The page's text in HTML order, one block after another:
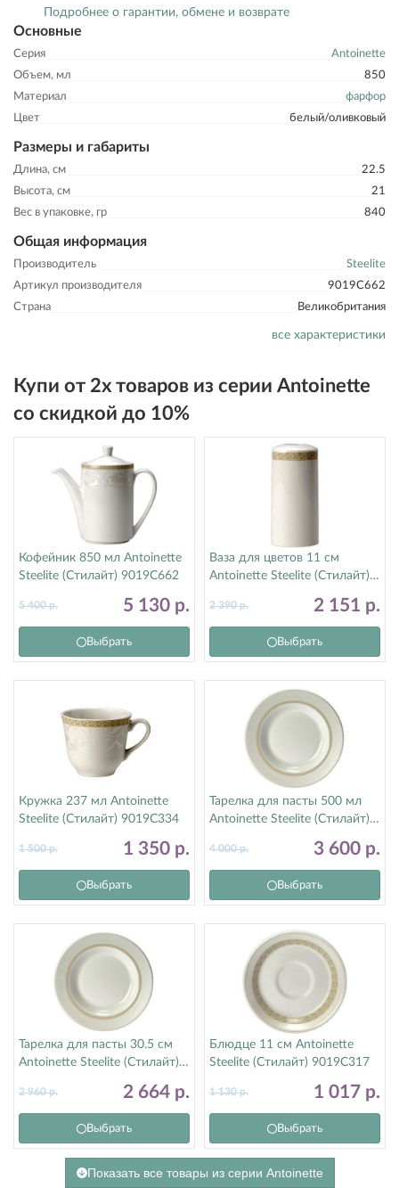
Основные
Серия
Antoinette
Объем, мл
850
Материал
фарфор
Цвет
белый/оливковый
Размеры и габариты
Длина, см
22.5
Высота, см
21
Вес в упаковке, гр
840
Общая информация
Производитель
Steelite
Артикул производителя
9019C662
Страна
Великобритания
все характеристики
Подробнее о гарантии, обмене и возврате
Купи от 2х товаров из серии Antoinette
со скидкой до 10%
Кофейник 850 мл Antoinette
Steelite (Стилайт) 9019C662
5 130 р.
5 400р.
Выбрать
Ваза для цветов 11 см
Antoinette Steelite (Стилайт)
2 151 р.
2 390р.
Выбрать
Кружка 237 мл Antoinette
Steelite (Стилайт) 9019C334
1 350 р.
1 500р.
Выбрать
Тарелка для пасты 500 мл
Antoinette Steelite (Стилайт)
3 600 р.
4 000р.
Выбрать
Тарелка для пасты 30.5 см
Antoinette Steelite (Стилайт)
2 664 р.
2 960р.
Выбрать
Блюдце 11 см Antoinette
Steelite (Стилайт) 9019C317
1 017 р.
1 130р.
Выбрать
Показать все товары из серии Antoinette